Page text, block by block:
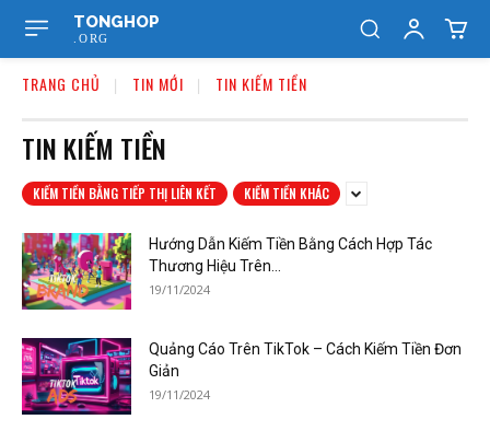
TONGHOP
.ORG
TRANG CHỦ TIN MỚI TIN KIẾM TIỀN
TIN KIẾM TIỀN
KIẾM TIỀN BẰNG TIẾP THỊ LIÊN KẾT KIẾM TIỀN KHÁC
Hướng Dẫn Kiếm Tiền Bằng Cách Hợp Tác
Thương Hiệu Trên...
19/11/2024
Quảng Cáo Trên TikTok – Cách Kiếm Tiền Đơn
Giản
19/11/2024